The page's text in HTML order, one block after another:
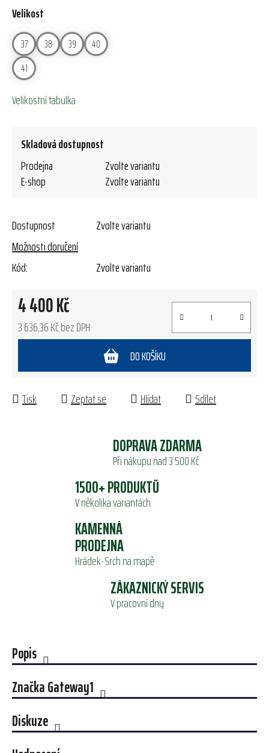
Velikost
37 38 39
40
41
Velikostní tabulka
Skladová dostupnost
Prodejna
Zvolte variantu
E-shop
Zvolte variantu
Dostupnost
Zvolte variantu
Možnosti doručení
Kód:
Zvolte variantu
4 400 Kč
3 636,36 Kč bez DPH
DO KOŠÍKU
Tisk Zeptat se Hlídat Sdílet
DOPRAVA ZDARMA
Při nákupu nad 3 500 Kč
1500+ PRODUKTŮ
V několika variantách
KAMENNÁ
PRODEJNA
Hrádek-Srch na mapě
ZÁKAZNICKÝ SERVIS
V pracovní dny
Popis
ZnačkaGateway1
Diskuze